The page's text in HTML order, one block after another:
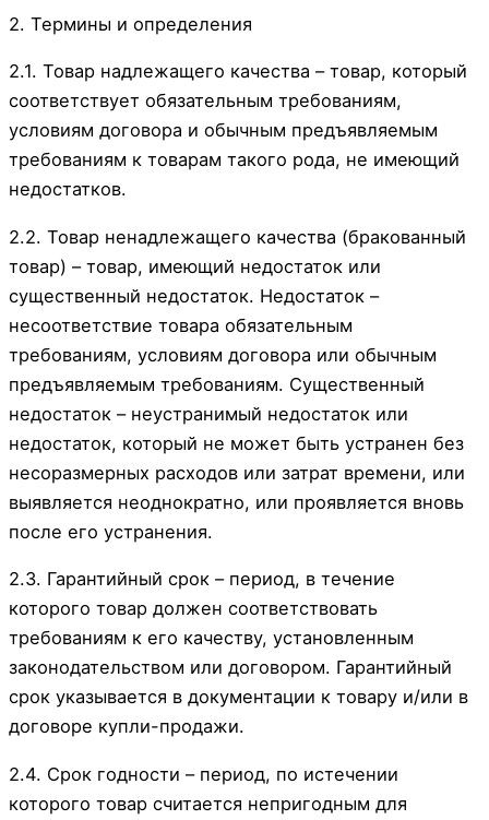
2. Термины и определения
2.1. Товар надлежащего качества – товар, который
соответствует обязательным требованиям,
условиям договора и обычным предъявляемым
требованиям к товарам такого рода, не имеющий
недостатков.
2.2. Товар ненадлежащего качества (бракованный
товар) – товар, имеющий недостаток или
существенный недостаток. Недостаток –
несоответствие товара обязательным
требованиям, условиям договора или обычным
предъявляемым требованиям. Существенный
недостаток – неустранимый недостаток или
недостаток, который не может быть устранен без
несоразмерных расходов или затрат времени, или
выявляется неоднократно, или проявляется вновь
после его устранения.
2.3. Гарантийный срок – период, в течение
которого товар должен соответствовать
требованиям к его качеству, установленным
законодательством или договором. Гарантийный
срок указывается в документации к товару и/или в
договоре купли-продажи.
2.4. Срок годности – период, по истечении
которого товар считается непригодным для